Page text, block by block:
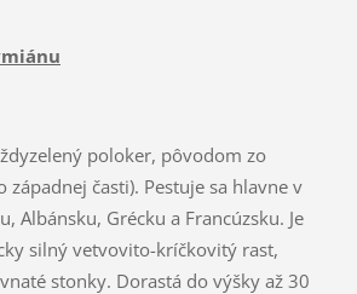
poloker, pôvodom zo
západnej časti). Pestuje sa hlavne v
Albánsku, Grécku a Francúzsku. Je
silný vetvovito-kríčkovitý rast,
stonky. Dorastá do výšky až 30